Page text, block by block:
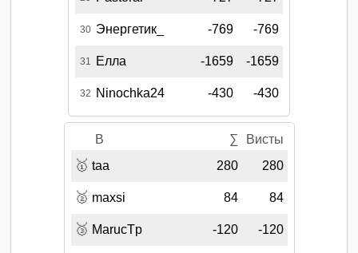
30 Энергетик_ -769 -769
31 Елла -1659 -1659
32 Ninochka24 -430 -430
B ∑ Висты
🥇 taa 280 280
🥈 maxsi 84 84
🥉 MarucTp -120 -120